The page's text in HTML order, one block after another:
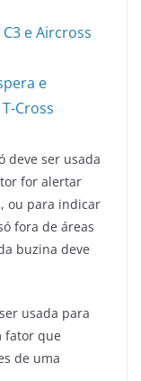
e Aircross
e
Cross
deve ser usada
for alertar
, ou para indicar
fora de áreas
buzina deve
usada para
fator que
de uma